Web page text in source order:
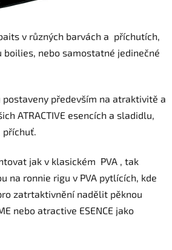
v různých barvách a příchutích,
boilies, nebo samostatné jedinečné
postaveny především na atraktivitě a
ATRACTIVE esencích a sladidlu,
příchuť.
jak v klasickém PVA , tak
na ronnie rigu v PVA pytlících, kde
zatrtaktivnění nadělit pěknou
nebo atractive ESENCE jako